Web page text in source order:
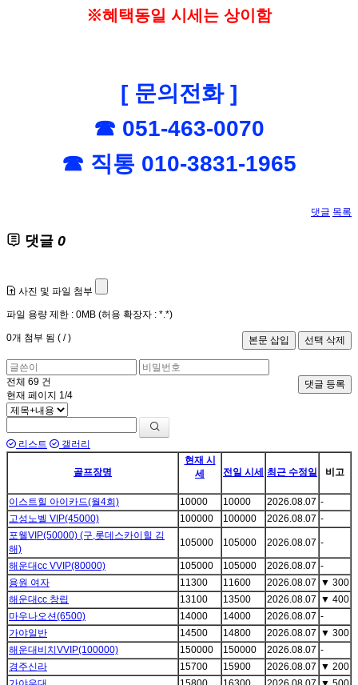
※혜택동일 시세는 상이함
[ 문의전화 ]
☎ 051-463-0070
☎ 직통 010-3831-1965
댓글 목록
댓글 0
사진 및 파일 첨부
파일 용량 제한 : 0MB (허용 확장자 : *.*)
0개 첨부 됨 ( /)
댓글 등록
전체 69 건
현재 페이지 1/4
리스트 갤러리
골프장명
현재 시
세
전일 시세 최근 수정일 비고
이스트힐 아이카드(월4회) 10000 10000 2026.08.07 -
고성노벨 VIP(45000)
100000 100000 2026.08.07 -
포웰VIP(50000) (구,롯데스카이힐 김
해)
105000 105000 2026.08.07 -
해운대cc VVIP(80000) 105000 105000 2026.08.07 -
용원 여자
11300 11600 2026.08.07 ▼ 300
해운대cc 창립
13100 13500 2026.08.07 ▼ 400
마우나오션(6500)
14000 14000 2026.08.07 -
가야일반
14500 14800 2026.08.07 ▼ 300
해운대비치VVIP(100000)
150000 150000 2026.08.07 -
경주신라
15700 15900 2026.08.07 ▼ 200